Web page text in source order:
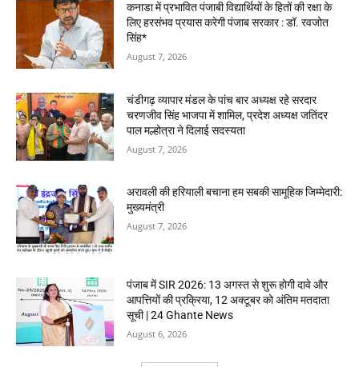
कनाडा में प्रभावित पंजाबी विद्यार्थियों के हितों की रक्षा के
लिए हरसंभव प्रयास करेगी पंजाब सरकार : डॉ. रवजोत
सिंह*
August 7, 2026
चंडीगढ़ व्यापार मंडल के पांच बार अध्यक्ष रहे सरदार
चरणजीव सिंह भाजपा में शामिल, प्रदेश अध्यक्ष जतिंदर
पाल मल्होत्रा ने दिलाई सदस्यता
August 7, 2026
अरावली की हरियाली बचाना हम सबकी सामूहिक जिम्मेदारी:
मुख्यमंत्री
August 7, 2026
पंजाब में SIR 2026: 13 अगस्त से शुरू होगी दावे और
आपत्तियों की प्रक्रिया, 12 अक्टूबर को अंतिम मतदाता
सूची | 24 Ghante News
August 6, 2026